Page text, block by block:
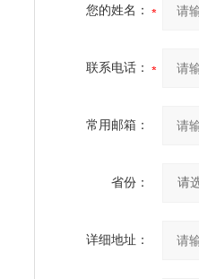
您的姓名：
联系电话：
常用邮箱：
省份：
详细地址：